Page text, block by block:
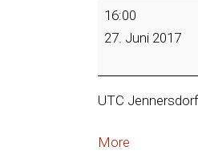
16:00
27. Juni 2017
UTC
More